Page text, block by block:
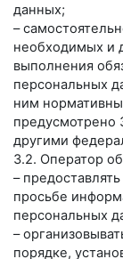
данных;
–
необходимых и
выполнения
персональных
ним
предусмотрено
другими
3.2. Оператор
–
просьбе
персональных
–
порядке,